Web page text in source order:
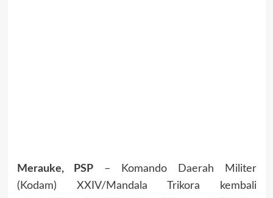
Merauke, PSP – Komando Daerah Militer
(Kodam) XXIV/Mandala Trikora kembali